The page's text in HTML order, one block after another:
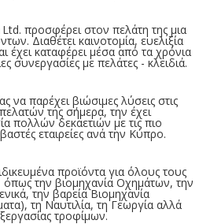
προσφέρει στον πελάτη της μια
Διαθέτει καινοτομία, ευελιξία
έχει καταφέρει μέσα από τα χρόνια
συνεργασίες με πελάτες - κλειδιά.
να παρέχει βιώσιμες λύσεις στις
της σήμερα, την έχει
πολλών δεκαετιών με τις πιο
εταιρείες ανά την Κύπρο.
προϊόντα για όλους τους
όπως την βιομηχανία Οχημάτων, την
την βαρεία Βιομηχανία
τη Ναυτιλία, τη Γεωργία αλλά
τροφίμων.